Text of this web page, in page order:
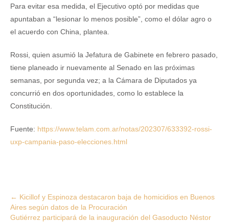
Para evitar esa medida, el Ejecutivo optó por medidas que
apuntaban a “lesionar lo menos posible”, como el dólar agro o
el acuerdo con China, plantea.
Rossi, quien asumió la Jefatura de Gabinete en febrero pasado,
tiene planeado ir nuevamente al Senado en las próximas
semanas, por segunda vez; a la Cámara de Diputados ya
concurrió en dos oportunidades, como lo establece la
Constitución.
Fuente: https://www.telam.com.ar/notas/202307/633392-rossi-
uxp-campania-paso-elecciones.html
Post
navigation
← Kicillof y Espinoza destacaron baja de homicidios en Buenos
Aires según datos de la Procuración
Gutiérrez participará de la inauguración del Gasoducto Néstor